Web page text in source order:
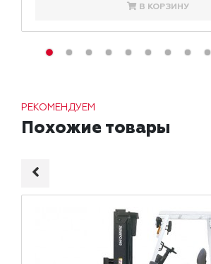
В КОРЗИНУ
РЕКОМЕНДУЕМ
Похожие товары